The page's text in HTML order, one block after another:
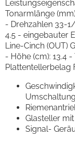
Tonarmlänge
- Drehzahlen 33-
4.5 - eingebauter
Line-Cinch (OUT)
- Höhe (cm): 13.4
Plattentellerbelag
Glasteller
Signal-